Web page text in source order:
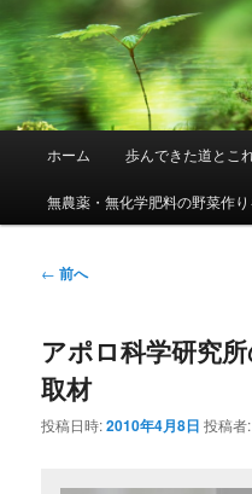
動
メ
ホーム 歩んできた道とこ
無農薬・無化学肥料の野菜作
投
ビ
ゲ
ー
シ
← 前へ
アポロ科学研究
取材
投稿日時:2010年4月8日 投稿